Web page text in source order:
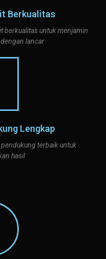
Berkualitas
berkualitas untuk menjamin
lancar
Lengkap
terbaik untuk
hasil